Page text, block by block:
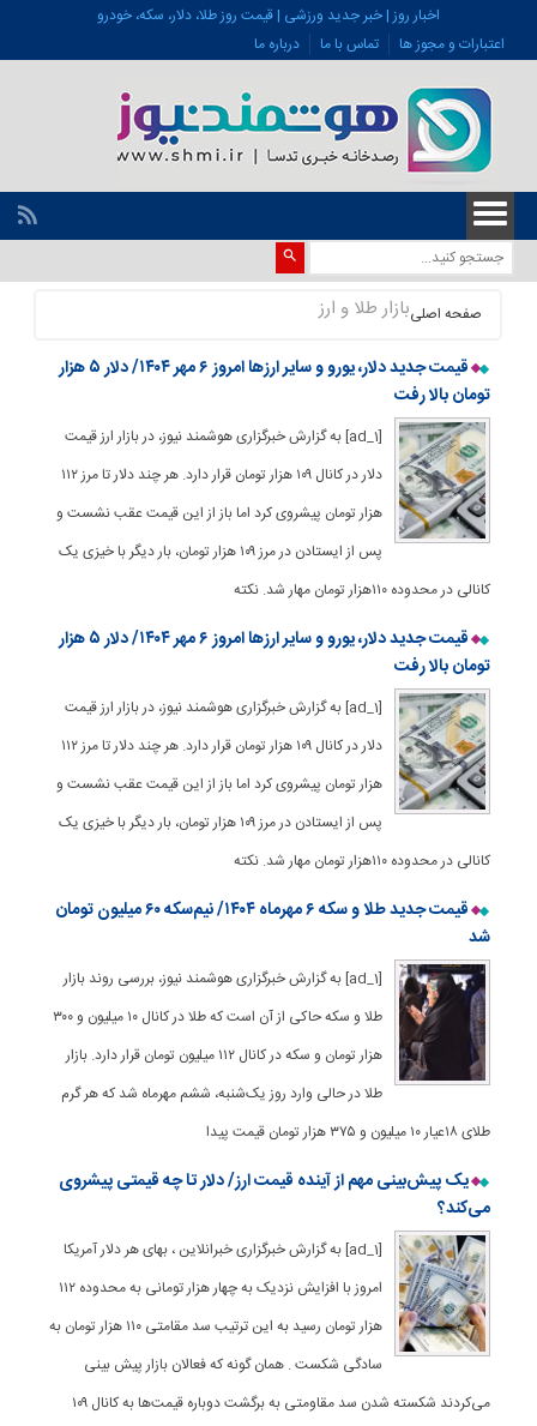
اخبار روز | خبر جدید ورزشی | قیمت روز طلا، دلار، سکه، خودرو
اعتبارات و مجوز ها
تماس با ما درباره ما
صفحه اصلیبازار طلا و ارز
قیمت جدید دلار، یورو و سایر ارزها امروز ۶ مهر ۱۴۰۴/ دلار ۵ هزار
تومان بالا رفت
[ad_1] به گزارش خبرگزاری هوشمند نیوز، در بازار ارز قیمت
دلار در کانال ۱۰۹ هزار تومان قرار دارد. هر چند دلار تا مرز ۱۱۲
هزار تومان پیشروی کرد اما باز از این قیمت عقب نشست و
پس از ایستادن در مرز ۱۰۹ هزار تومان، بار دیگر با خیزی یک
کانالی در محدوده ۱۱۰هزار تومان مهار شد. نکته
قیمت جدید دلار، یورو و سایر ارزها امروز ۶ مهر ۱۴۰۴/ دلار ۵ هزار
تومان بالا رفت
[ad_1] به گزارش خبرگزاری هوشمند نیوز، در بازار ارز قیمت
دلار در کانال ۱۰۹ هزار تومان قرار دارد. هر چند دلار تا مرز ۱۱۲
هزار تومان پیشروی کرد اما باز از این قیمت عقب نشست و
پس از ایستادن در مرز ۱۰۹ هزار تومان، بار دیگر با خیزی یک
کانالی در محدوده ۱۱۰هزار تومان مهار شد. نکته
قیمت جدید طلا و سکه ۶ مهرماه ۱۴۰۴/ نیم‌سکه ۶۰ میلیون تومان
شد
[ad_1] به گزارش خبرگزاری هوشمند نیوز، بررسی روند بازار
طلا و سکه حاکی از آن است که طلا در کانال ۱۰ میلیون و ۳۰۰
هزار تومان و سکه در کانال ۱۱۲ میلیون تومان قرار دارد. بازار
طلا در حالی وارد روز یک‌شنبه، ششم مهرماه شد که هر گرم
طلای ۱۸عیار ۱۰ میلیون و ۳۷۵ هزار تومان قیمت پیدا
یک پیش‌بینی مهم از آینده قیمت ارز/ دلار تا چه قیمتی پیشروی
می‌کند؟
[ad_1] به گزارش خبرگزاری خبرانلاین ، بهای هر دلار آمریکا
امروز با افزایش نزدیک به چهار هزار تومانی به محدوده ۱۱۲
هزار تومان رسید به این ترتیب سد مقامتی ۱۱۰ هزار تومان به
سادگی شکست . همان گونه که فعالان بازار پیش بینی
می‌کردند شکسته شدن سد مقاومتی به برگشت دوباره قیمت‌ها به کانال ۱۰۹